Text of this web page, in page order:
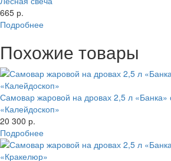
665 р.
Подробнее
Похожие товары
Самовар жаровой на дровах 2,5 л «Банка»
«Калейдоскоп»
20 300 р.
Подробнее